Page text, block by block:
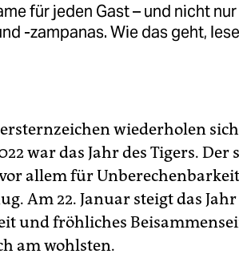
für jeden Gast – und nicht
-zampanas. Wie das geht,
wiederholen
war das Jahr des Tigers. Der
allem für
Am 22. Januar steigt das Jahr
und fröhliches
am wohlsten.